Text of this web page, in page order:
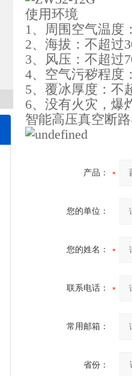
使用环境
1、周围空气温度
2、海拔：不超过
3、风压：不超过
4、空气污秽程度
5、覆冰厚度：不
6、没有火灾，爆
智能高压真空断
产品：
您的单位：
您的姓名：
联系电话：
常用邮箱：
省份：